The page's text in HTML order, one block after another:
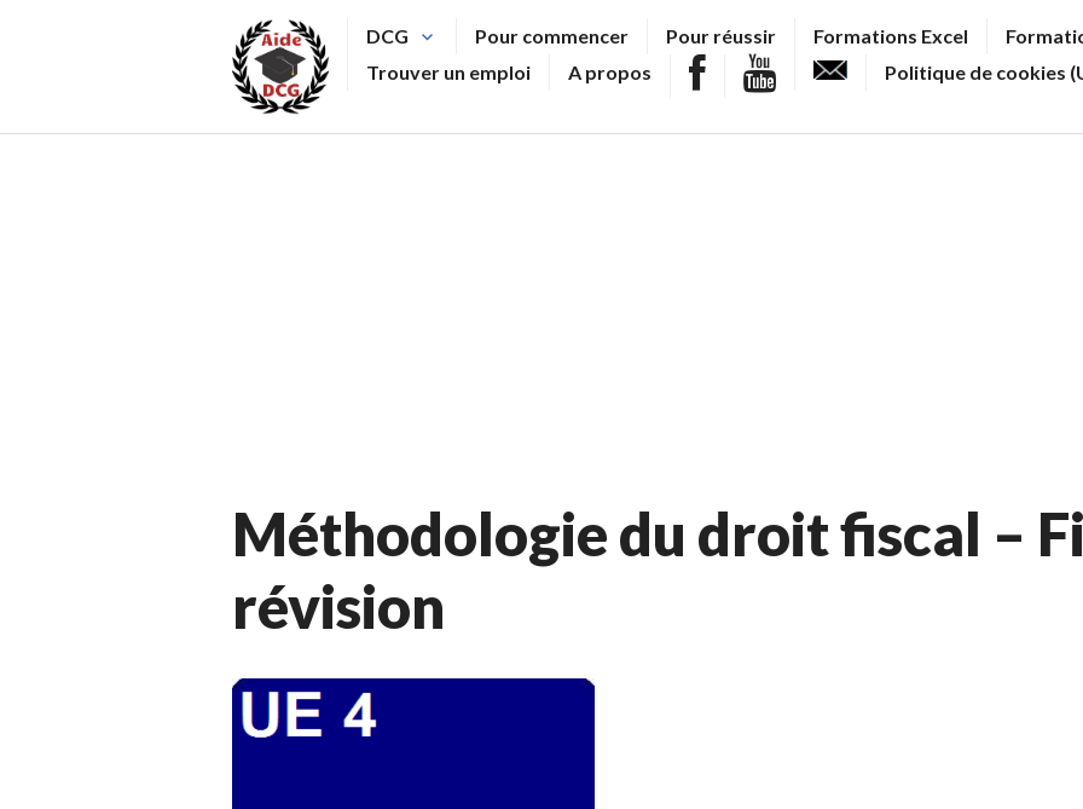
principal
DCG Pour commencer Pour réussir Formations Excel
Trouver un emploi
A propos Politique de cookies
Méthodologie du droit fiscal –
révision